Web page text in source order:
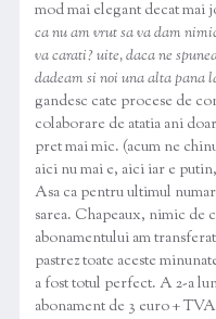
mod mai elegant decat mai
ca nu am vrut sa va dam
va carati? uite, daca ne
dadeam si noi una alta pana
gandesc cate procese de
colaborare de atatia ani
pret mai mic. (acum ne
aici nu mai e, aici iar e
Asa ca pentru ultimul
sarea. Chapeaux, nimic de
abonamentului am
pastrez toate aceste
a fost totul perfect. A 2-a
abonament de 3 euro +